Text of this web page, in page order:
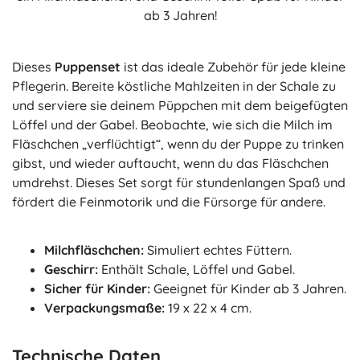
ab 3 Jahren!
Dieses Puppenset ist das ideale Zubehör für jede kleine
Pflegerin. Bereite köstliche Mahlzeiten in der Schale zu
und serviere sie deinem Püppchen mit dem beigefügten
Löffel und der Gabel. Beobachte, wie sich die Milch im
Fläschchen „verflüchtigt“, wenn du der Puppe zu trinken
gibst, und wieder auftaucht, wenn du das Fläschchen
umdrehst. Dieses Set sorgt für stundenlangen Spaß und
fördert die Feinmotorik und die Fürsorge für andere.
Milchfläschchen: Simuliert echtes Füttern.
Geschirr: Enthält Schale, Löffel und Gabel.
Sicher für Kinder: Geeignet für Kinder ab 3 Jahren.
Verpackungsmaße: 19 x 22 x 4 cm.